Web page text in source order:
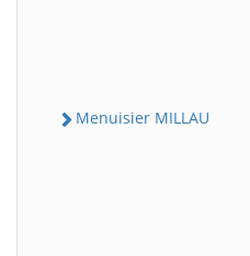
Menuisier MILLAU